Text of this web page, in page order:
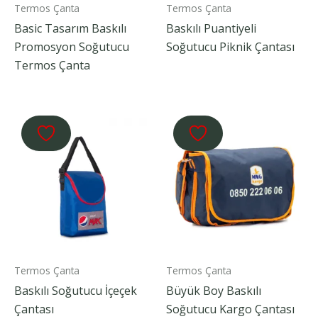
Termos Çanta
Basic Tasarım Baskılı
Promosyon Soğutucu
Termos Çanta
Termos Çanta
Baskılı Puantiyeli
Soğutucu Piknik Çantası
Termos Çanta
Baskılı Soğutucu İçeçek
Çantası
Termos Çanta
Büyük Boy Baskılı
Soğutucu Kargo Çantası